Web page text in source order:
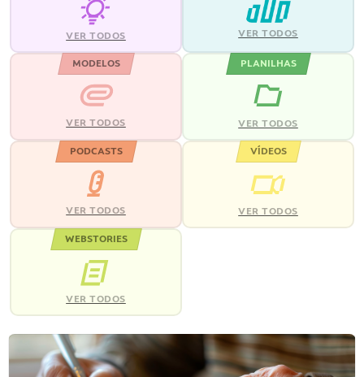
VER TODOS VER TODOS
MODELOS
VER TODOS
PLANILHAS
VER TODOS
PODCASTS
VER TODOS
VÍDEOS
VER TODOS
WEBSTORIES
VER TODOS